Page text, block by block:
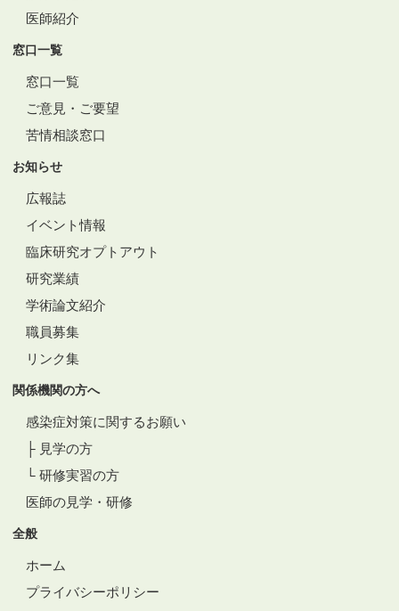
医師紹介
窓口一覧
窓口一覧
ご意見・ご要望
苦情相談窓口
お知らせ
広報誌
イベント情報
臨床研究オプトアウト
研究業績
学術論文紹介
職員募集
リンク集
関係機関の方へ
感染症対策に関するお願い
├ 見学の方
└ 研修実習の方
医師の見学・研修
全般
ホーム
プライバシーポリシー